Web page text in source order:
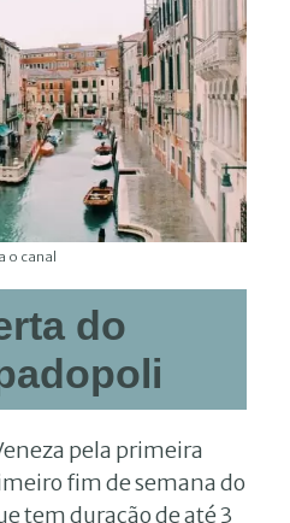
o canal
do
pela primeira
fim de semana do
tem duração de até 3